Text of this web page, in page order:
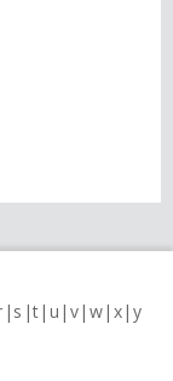
s t u v w x y